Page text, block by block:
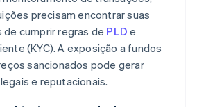
precisam encontrar suas
cumprir regras de PLD e
(KYC). A exposição a fundos
sancionados pode gerar
e reputacionais.